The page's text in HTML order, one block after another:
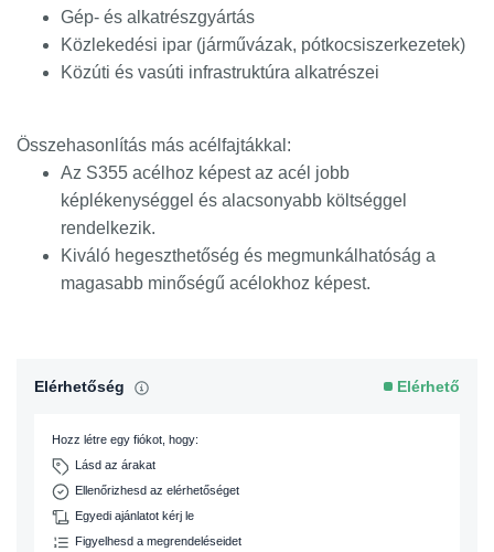
Gép- és alkatrészgyártás
Közlekedési ipar (járművázak, pótkocsiszerkezetek)
Közúti és vasúti infrastruktúra alkatrészei
Összehasonlítás más acélfajtákkal:
Az S355 acélhoz képest az acél jobb
képlékenységgel és alacsonyabb költséggel
rendelkezik.
Kiváló hegeszthetőség és megmunkálhatóság a
magasabb minőségű acélokhoz képest.
Elérhetőség Elérhető
Hozz létre egy fiókot, hogy:
Lásd az árakat
Ellenőrizhesd az elérhetőséget
Egyedi ajánlatot kérj le
Figyelhesd a megrendeléseidet